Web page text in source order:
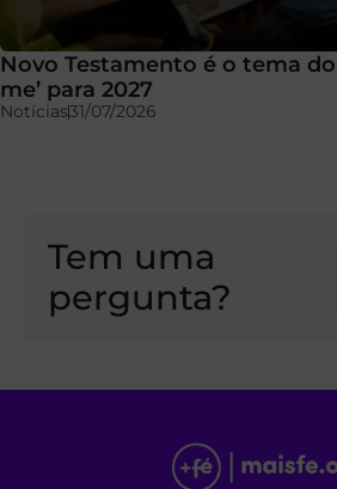
Novo Testamento é o tema do
me’ para 2027
Notícias31/07/2026
Tem uma
pergunta?